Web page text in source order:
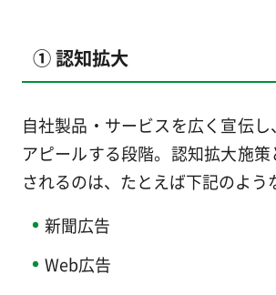
① 認知拡大
自社製品・サービスを広く宣伝
アピールする段階。認知拡大施
されるのは、たとえば下記のよう
新聞広告
Web広告